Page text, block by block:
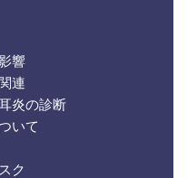
響
連
炎の診断
いて
ク